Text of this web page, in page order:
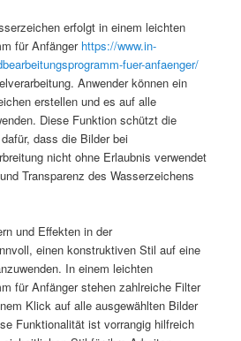
erfolgt in einem leichten
für Anfänger https://www.in-
fuer-anfaenger/
Anwender können ein
erstellen und es auf alle
Diese Funktion schützt die
dass die Bilder bei
nicht ohne Erlaubnis verwendet
Transparenz des Wasserzeichens
und Effekten in der
einen konstruktiven Stil auf eine
In einem leichten
für Anfänger stehen zahlreiche Filter
Klick auf alle ausgewählten Bilder
Funktionalität ist vorrangig hilfreich